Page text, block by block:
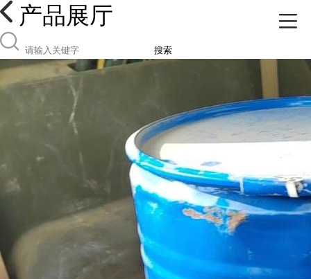
产品展厅
搜索